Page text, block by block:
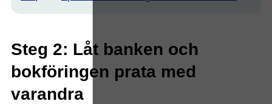
Steg 2: Låt banken och
bokföringen prata med
varandra